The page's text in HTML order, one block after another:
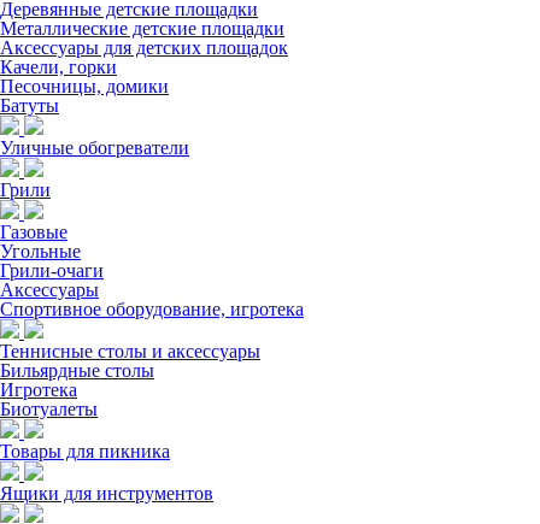
Деревянные детские площадки
Металлические детские площадки
Аксессуары для детских площадок
Качели, горки
Песочницы, домики
Батуты
Уличные обогреватели
Грили
Газовые
Угольные
Грили-очаги
Аксессуары
Спортивное оборудование, игротека
Теннисные столы и аксессуары
Бильярдные столы
Игротека
Биотуалеты
Товары для пикника
Ящики для инструментов